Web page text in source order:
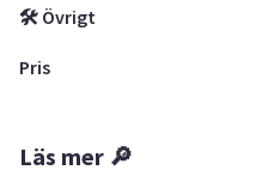
🛠 Övrigt
Pris
Läs mer 🔎